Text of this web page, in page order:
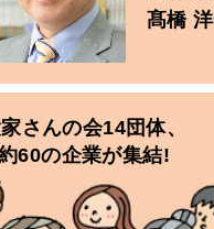
髙橋
さんの会14団体、
60の企業が集結!